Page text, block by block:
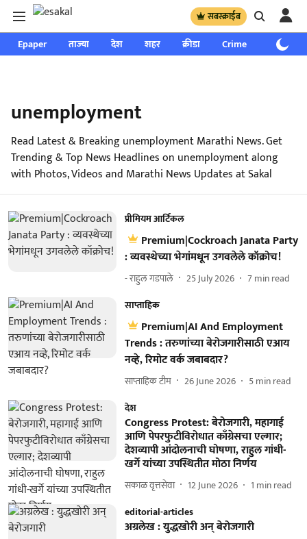
सबस्क्राईब
Epaper ताज्या देश शहर क्रीडा Crime साप्ताहिक
unemployment
Read Latest & Breaking unemployment Marathi News. Get
Trending & Top News Headlines on unemployment along
with Photos, Videos and Marathi News Updates at Sakal
प्रीमियम आर्टिकल
Premium|Cockroach Janata Party
: व्यवस्थेच्या भेगांमधून उगवलेले कॉक्रोच!
- राहुल गडपाले 25 July 2026 7min read
साप्ताहिक
Premium|AI And Employment
Trends : तरुणांच्या बेरोजगारीसाठी एआय
नव्हे, रिमोट वर्क जबाबदार?
साप्ताहिक टीम 26 June 2026 5min read
देश
Congress Protest: बेरोजगारी, महागाई
आणि पेपरफुटीविरोधात काँग्रेसचा एल्गार;
देशव्यापी आंदोलनाची घोषणा, राहुल गांधी-
खर्गे यांच्या उपस्थितीत मोठा निर्णय
सकाळ वृत्तसेवा 12 June 2026 1 min read
editorial-articles
अग्रलेख : युद्धखोरी अन् बेरोजगारी